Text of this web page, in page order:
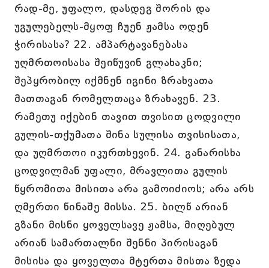
რად-მე, უფალო, დასდეგ შორის და
უგულებელს-მყოფ ჩუენ ჟამსა ოდენ
ჭირისასა? 22. ამპარტავანებასა
უღმრთოისასა შეიწუვინ გლახაკნი;
შეპყრობილ იქმნენ იგინი ზრახვათა
მათთაგან რომელთაცა ზრახავენ. 23.
რამეთუ იქებინ თავით თვისით ცოდვილი
გულის-თქუმათა შინა სულისა თვისისათა,
და უღმრთოი იკურთხევინ. 24. განარისხა
ცოდვილმან უფალი, მრავლითა გულის
წყრომითა მისითა არა გამოიძიოს; არა არს
ღმერთი წინაშე მისსა. 25. ბილწ არიან
გზანი მისნი ყოველსავე ჟამსა, მიღებულ
არიან სამართალნი შენნი პირისაგან
მისისა და ყოველთა მტერთა მისთა ზედა